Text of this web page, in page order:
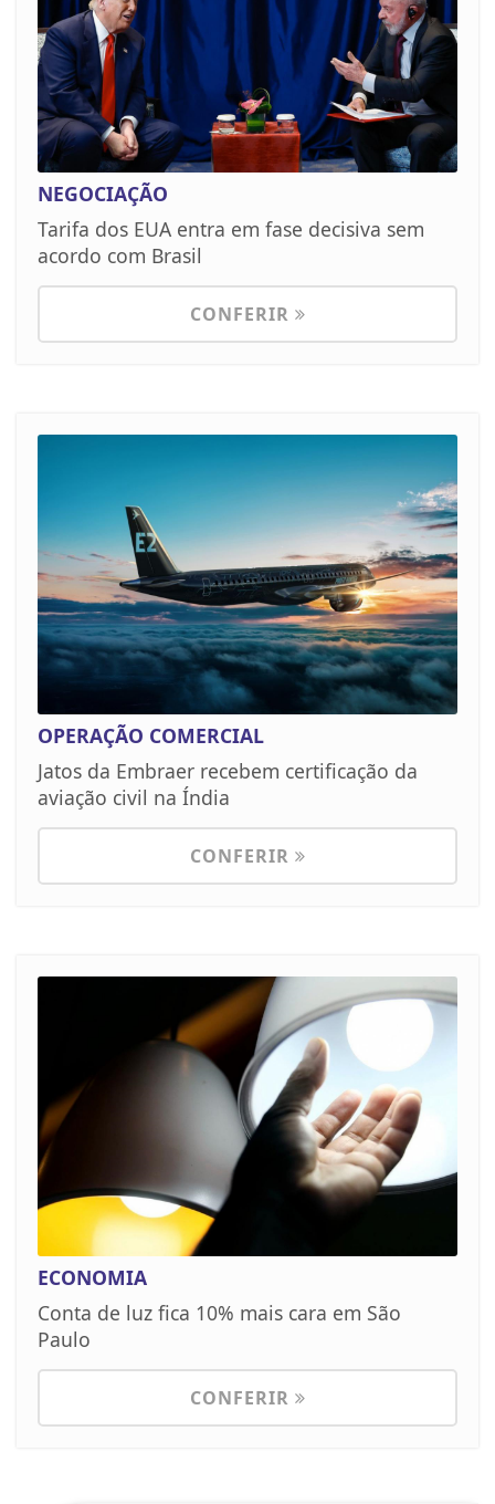
NEGOCIAÇÃO
Tarifa dos EUA entra em fase decisiva sem
acordo com Brasil
CONFERIR
OPERAÇÃO COMERCIAL
Jatos da Embraer recebem certificação da
aviação civil na Índia
CONFERIR
ECONOMIA
Conta de luz fica 10% mais cara em São
Paulo
CONFERIR